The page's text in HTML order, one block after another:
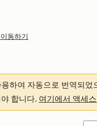
동하기
하여 자동으로 번역되
합니다. 여기에서 액세